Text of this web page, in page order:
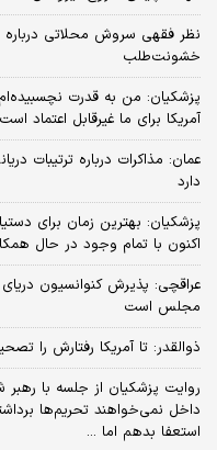
نظر فقهی سروش محلاتی
خشونت‌طلب
پزشکیان: من به قدرت
آمریکا برای ما غیرقابل اعتماد است
عمان: مذاکرات درباره ترتیبات
دارد
پزشکیان‌: بهترین زمان برای
اکنون با تمام وجود در حال
عراقچی: پذیرش کنوانسیون
مجلس است
ذوالقدر: تا آمریکا رفتارش را
روایت پزشکیان از جلسه با رهبر
داخل نمی‌خواهند تحریم‌ها
استعفا بدهم اما ...